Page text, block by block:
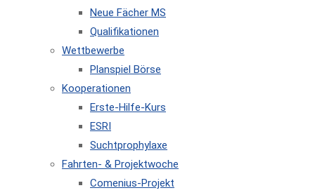
Neue Fächer MS
Qualifikationen
Wettbewerbe
Planspiel Börse
Kooperationen
Erste-Hilfe-Kurs
ESRI
Suchtprophylaxe
Fahrten- & Projektwoche
Comenius-Projekt